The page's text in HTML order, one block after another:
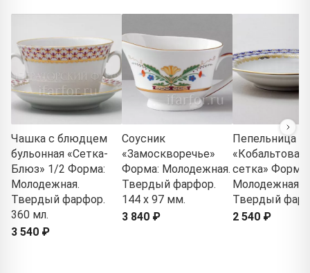
Чашка с блюдцем
бульонная «Сетка-
Блюз» 1/2 Форма:
Молодежная.
Твердый фарфор.
360 мл.
3 540 ₽
Соусник
«Замоскворечье»
Форма: Молодежная.
Твердый фарфор.
144 x 97 мм.
3 840 ₽
Пепельница
«Кобальтовая
сетка» Форма:
Молодежная.
Твердый
2 540 ₽